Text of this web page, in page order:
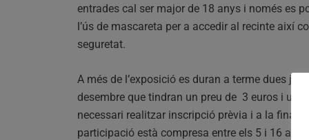
entrades cal ser major de 18 anys i només es
l’ús de mascareta per a accedir al recinte així
seguretat.
A més de l’exposició es duran a terme dues
desembre que tindran un preu de 3 euros i
necessari realitzar inscripció prèvia i a la
participació està compresa entre els 5 i 16